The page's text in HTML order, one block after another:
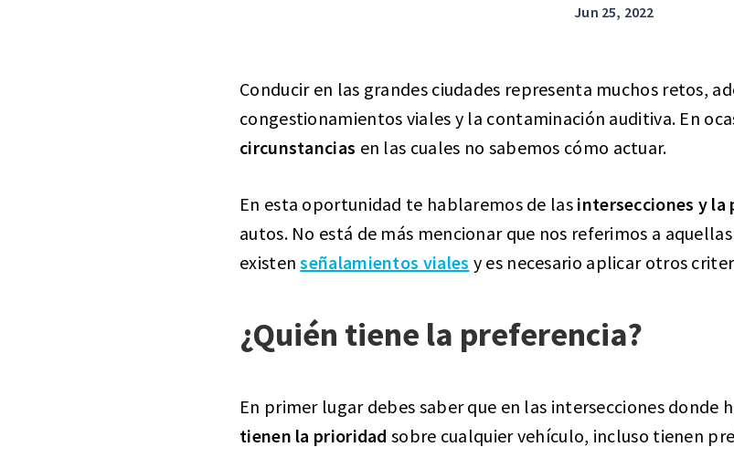
Jun 25, 2022
Conducir en las grandes ciudades representa muchos retos,
congestionamientos viales y la contaminación auditiva. En
circunstancias en las cuales no sabemos cómo actuar.
En esta oportunidad te hablaremos de las intersecciones y la
autos. No está de más mencionar que nos referimos a
existenseñalamientos viales y es necesario aplicar otros
¿Quién tiene la preferencia?
En primer lugar debes saber que en las intersecciones donde
tienen la prioridad sobre cualquier vehículo, incluso tienen